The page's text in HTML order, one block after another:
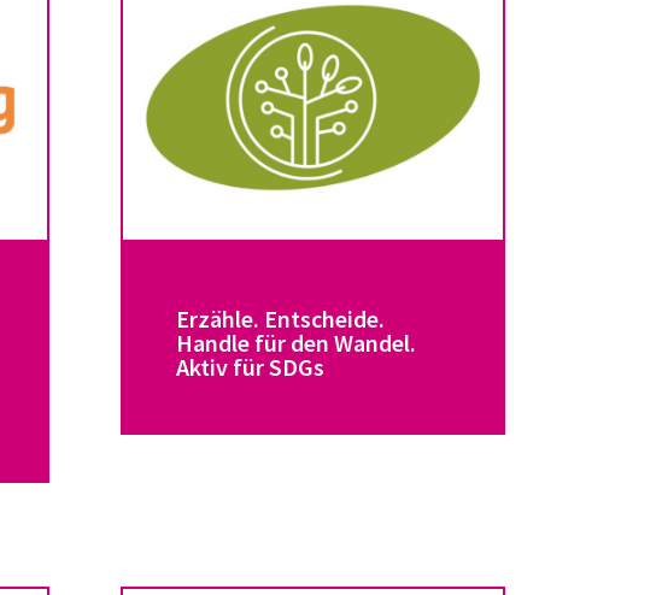
Erzähle. Entscheide.
Handle für den Wandel.
Aktiv für SDGs